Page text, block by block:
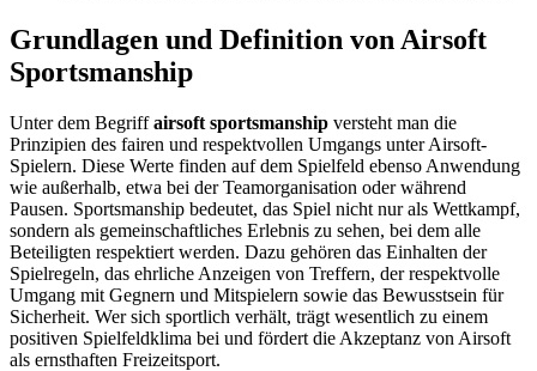
Grundlagen und Definition von Airsoft
Sportsmanship
Unter dem Begriffairsoft sportsmanship versteht man die
Prinzipien des fairen und respektvollen Umgangs unter Airsoft-
Spielern. Diese Werte finden auf dem Spielfeld ebenso Anwendung
wie außerhalb, etwa bei der Teamorganisation oder während
Pausen. Sportsmanship bedeutet, das Spiel nicht nur als Wettkampf,
sondern als gemeinschaftliches Erlebnis zu sehen, bei dem alle
Beteiligten respektiert werden. Dazu gehören das Einhalten der
Spielregeln, das ehrliche Anzeigen von Treffern, der respektvolle
Umgang mit Gegnern und Mitspielern sowie das Bewusstsein für
Sicherheit. Wer sich sportlich verhält, trägt wesentlich zu einem
positiven Spielfeldklima bei und fördert die Akzeptanz von Airsoft
als ernsthaften Freizeitsport.